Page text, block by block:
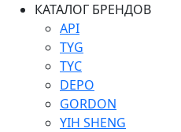
КАТАЛОГ БРЕНДОВ
API
TYG
TYC
DEPO
GORDON
YIH SHENG